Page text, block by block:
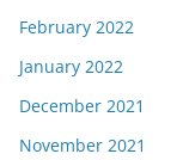
February 2022
January 2022
December 2021
November 2021